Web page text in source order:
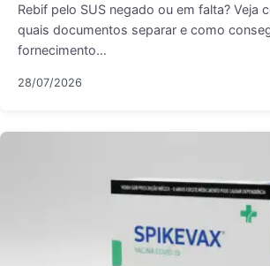
Rebif pelo SUS negado ou em falta? Veja
quais documentos separar e como
fornecimento…
28/07/2026